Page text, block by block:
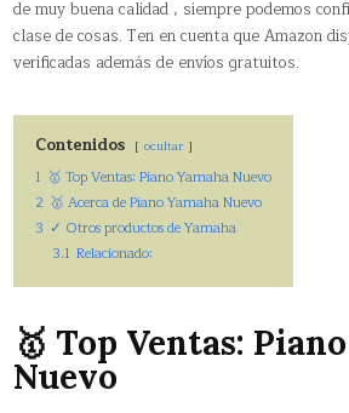
de muy buena calidad , siempre podemos
clase de cosas. Ten en cuenta que Amazon
verificadas además de envíos gratuitos.
Contenidos ocultar
1 🥇 Top Ventas: Piano Yamaha Nuevo
2 🥇 Acerca de Piano Yamaha Nuevo
3 ✓ Otros productos de Yamaha
3.1 Relacionado:
🥇 Top Ventas:
Nuevo